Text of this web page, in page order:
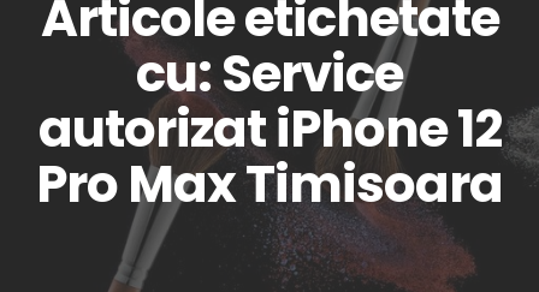
Articole etichetate
cu: Service
autorizat iPhone 12
Pro Max Timisoara